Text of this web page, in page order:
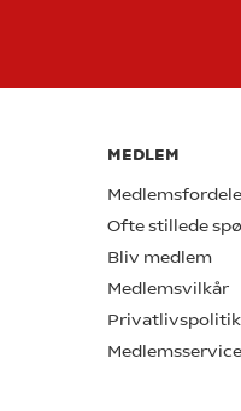
MEDLEM
Medlemsfordele
Ofte stillede
Bliv medlem
Medlemsvilkår
Privatlivspolitik
Medlemsservice